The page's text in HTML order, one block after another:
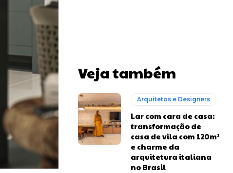
Veja também
Arquitetos e Designers
Lar com cara de casa:
transformação de
casa de vila com 120m²
e charme da
arquitetura italiana
no Brasil